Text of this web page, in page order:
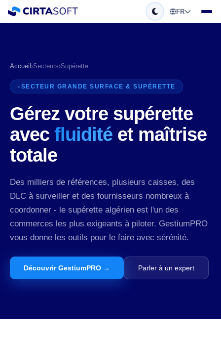
FR
Accueil ›Secteurs›Supérette
SECTEUR GRANDE SURFACE & SUPÉRETTE
Gérez votre supérette
avec fluidité et maîtrise
totale
Des milliers de références, plusieurs caisses, des
DLC à surveiller et des fournisseurs nombreux à
coordonner - le supérette algérien est l'un des
commerces les plus exigeants à piloter. GestiumPRO
vous donne les outils pour le faire avec sérénité.
Découvrir GestiumPRO → Parler à un expert